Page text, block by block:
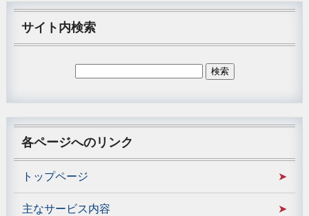
サイト内検索
各ページへのリンク
トップページ
主なサービス内容